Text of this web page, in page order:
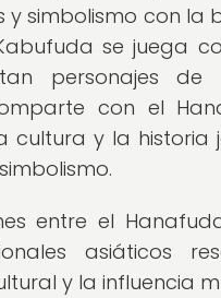
simbolismo con la
se juega
personajes
con el
cultura y la historia
entre el
asiáticos
y la influencia